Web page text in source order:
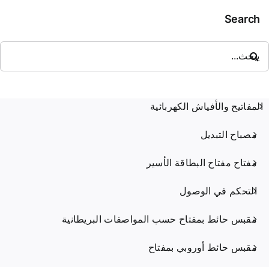
Search
عن:
المفاتيح والأفياش الكهربائية
مصباح التبديل
مفتاح مفتاح البطاقة الأسير
التحكم في الوصول
مقبس حائط بمفتاح حسب المواصفات البريطانية
مقبس حائط أوروبي بمفتاح